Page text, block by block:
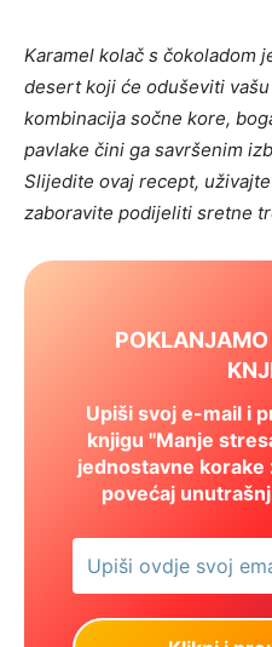
Karamel kolač s čokoladom
desert koji će oduševiti
kombinacija sočne kore,
pavlake čini ga savršenim
Slijedite ovaj recept,
zaboravite podijeliti sretne
Upiši svoj e-mail i
knjigu "Manje
jednostavne korake
povećaj